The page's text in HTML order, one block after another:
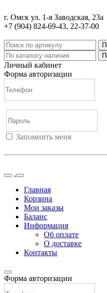
г. Омск ул. 1-я Заводская, 23а
+7 (904) 824-69-43, 22-37-00
Личный кабинет
Форма авторизации
Запомнить меня
Главная
Корзина
Мои заказы
Баланс
Информация
Об оплате
О доставке
Контакты
Форма авторизации